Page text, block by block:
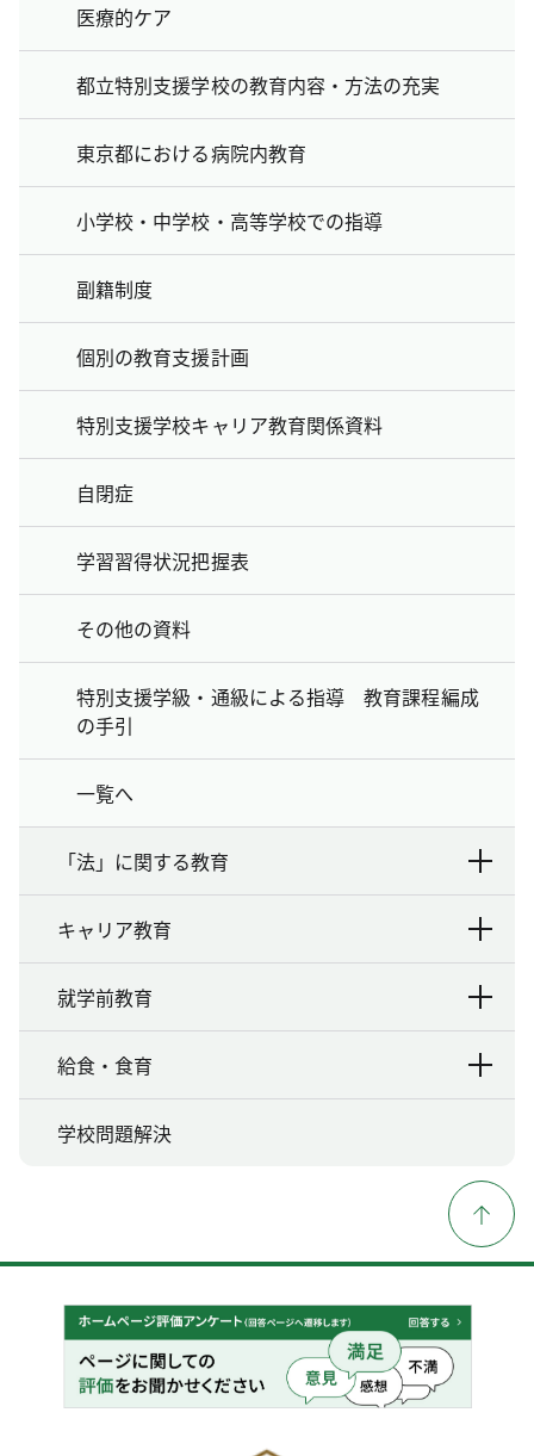
医療的ケア
都立特別支援学校の教育内容・方法の充実
東京都における病院内教育
小学校・中学校・高等学校での指導
副籍制度
個別の教育支援計画
特別支援学校キャリア教育関係資料
自閉症
学習習得状況把握表
その他の資料
特別支援学級・通級による指導 教育課程編成
の手引
一覧へ
「法」に関する教育
キャリア教育
就学前教育
給食・食育
学校問題解決